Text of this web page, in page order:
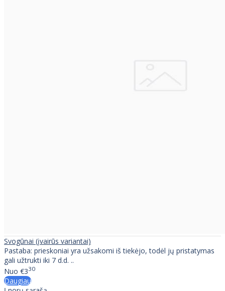
Svogūnai (įvairūs variantai)
Pastaba: prieskoniai yra užsakomi iš tiekėjo, todėl jų pristatymas
gali užtrukti iki 7 d.d. ..
Nuo €330
Daugiau